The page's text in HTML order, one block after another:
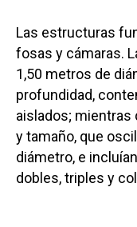
Las estructuras
fosas y cámaras.
1,50 metros de
profundidad,
aislados; mientras
y tamaño, que
diámetro, e
dobles, triples y